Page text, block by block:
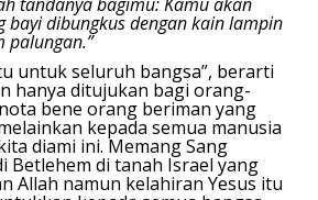
dibungkus dengan kain lampin
palungan.”
untuk seluruh bangsa”, berarti
hanya ditujukan bagi orang-
bene orang beriman yang
kepada semua manusia
diami ini. Memang Sang
Betlehem di tanah Israel yang
Allah namun kelahiran Yesus itu